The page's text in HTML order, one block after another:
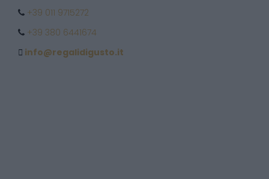
+39 011 9715272
+39 380 6441674
info@regalidigusto.it